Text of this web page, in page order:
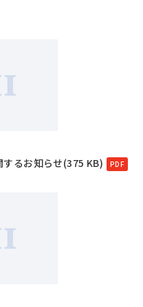
るお知らせ(375 KB)